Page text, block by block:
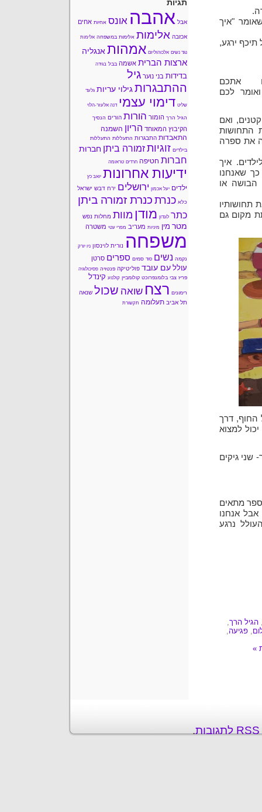
"איך
ירגע,
אתכם
לכם
ואם
התחושות
את ספרה
איך
שאנחנו
הבושה או
תחושותיו
מקום גם
החוף, דרך
למצוא
שני גיקים
מתאים
אבל אנחנו
נרגע
הגיל הרך,
, פגיעה,
תגיות
אבל אהבה אונס אחיות אחים
אכזבה אלימות אלימות במשפחה אלימות
נגד נשים אלכוהוליזם אמהותאנגליה
ארצות הברית אשמה בבל בגידה
בדידות בני נוער גיל
ההתבגרות גילוי עריות גלעד
שליט דימוי עצמי דנה אלעזר-הלוי
הגיל הרך הומור הורות הורים הנסיך
הקיבוץ המאוחד הריון השמנה
התאבדות התבגרות התעללות התעללות
בילדים זוגיותזמורה ביתן חברוּת
חברות חטיפה חרדים טראומה
ידיעות אחרונות יואב כץ
ילדים יעל אכמון ירושלים ירח דבש ישראל
כלא כנרת כנרת זמורה ביתן
כתר לונדון מודן מוות מחלות נפש
מטר מין מיניות מעריב מפרי עטי משטרה
משפחה נורית לוינסון ניו יורק
נקמה נשים סוד סמים ספרים סרטן
עולל עם עובד פוליטיקה פנטזיה פסיכולוגיה
פריז צבי בלומנפרוכט קולומביין קולנוע קינדל
רימונים רצח שואה שכול שנאה
תל אביב תעלומה תקשורת
.